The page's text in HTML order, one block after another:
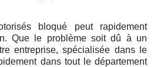
bloqué peut rapidement
Que le problème soit dû à un
entreprise, spécialisée dans le
dans tout le département